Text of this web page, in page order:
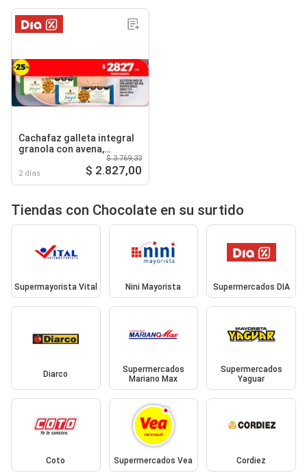
Cachafaz galleta integral
granola con avena,
almendras y maní / avena
con chips de chocolate
2 días
$ 3.769,33
$ 2.827,00
Tiendas con Chocolate en su surtido
Supermayorista Vital Nini Mayorista Supermercados DIA
Diarco
Supermercados
Mariano Max
Supermercados
Yaguar
Coto Supermercados Vea Cordiez